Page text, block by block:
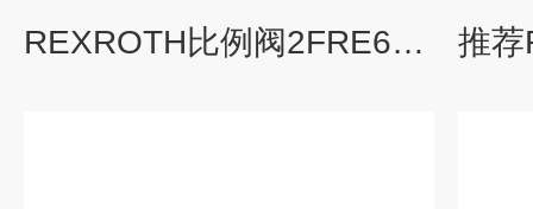
REXROTH比例阀2FRE6B-2X/8LK4MV价格好